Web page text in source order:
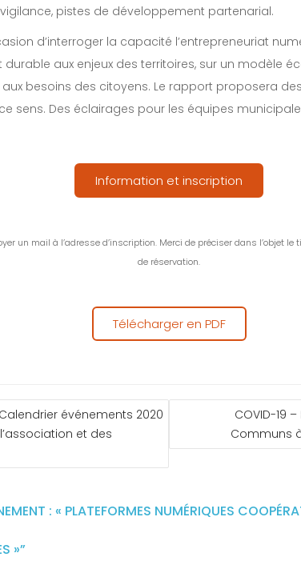
pistes de développement partenarial.
d’interroger la capacité l’entrepreneuriat
aux enjeux des territoires, sur un modèle
besoins des citoyens. Le rapport proposera
sens. Des éclairages pour les équipes
Information et inscription
un mail à l’adresse d’inscription. Merci de préciser dans l’objet le
de réservation.
Télécharger en PDF
événements 2020
et des
COVID-19
Communs
: « PLATEFORMES NUMÉRIQUES
»”